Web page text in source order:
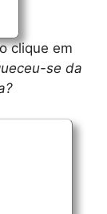
clique em
se da